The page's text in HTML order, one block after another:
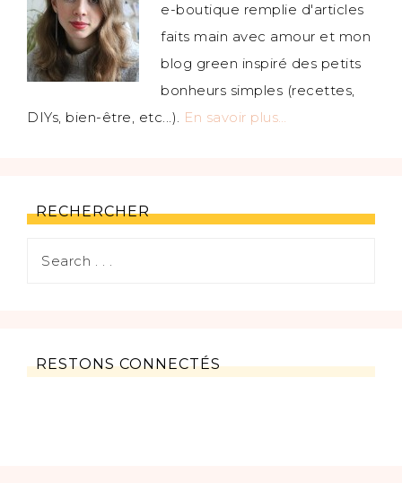
e-boutique remplie d'articles
faits main avec amour et mon
blog green inspiré des petits
bonheurs simples (recettes,
DIYs, bien-être, etc...). En savoir plus…
RECHERCHER
RESTONS CONNECTÉS